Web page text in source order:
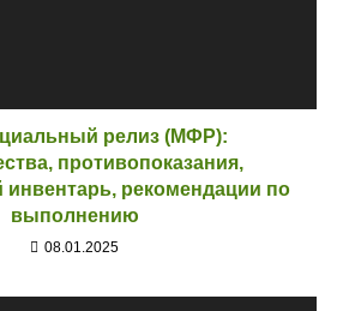
релиз (МФР):
противопоказания,
рекомендации по
выполнению
08.01.2025